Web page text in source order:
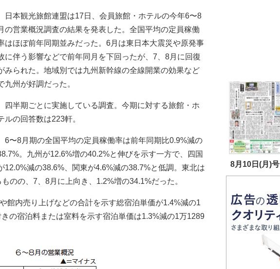
日本観光旅館連盟は17日、会員旅館・ホテルの今年6〜8
の営業概況調査の結果を発表した。全国平均の定員稼働
はほぼ前年同期並みだった。6月は東日本大震災や原発事
に伴う影響などで前年同月を下回ったが、7、8月に回復
みられた。地域別では九州新幹線の全線開業の効果など
九州が好調だった。
四半期ごとに実施している調査。今期に対する旅館・ホ
ルの回答数は223軒。
6〜8月期の全国平均の定員稼働率は前年同期比0.9%減の
。九州が12.6%増の40.2%と伸びを示す一方で、四国
12.0%減の38.6%、関東が4.6%減の38.7%と低調。東北は
のの、7、8月に上向き、1.2%増の34.1%だった。
館内売り上げなどの合計を示す総宿泊単価が1.4%減の1
の宿泊料または室料を示す宿泊単価は1.3%減の1万1289
8月10日(月)号